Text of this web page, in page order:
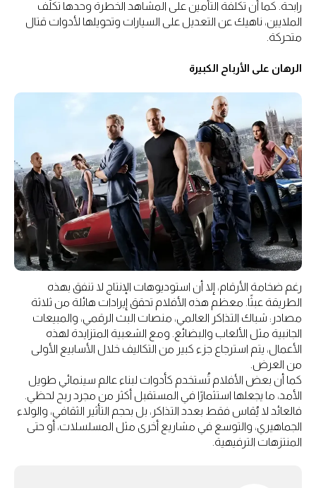
رابحة. كما أن تكلفة التأمين على المشاهد الخطرة وحدها تكلّف
الملايين، ناهيك عن التعديل على السيارات وتحويلها لأدوات قتال
متحركة.
الرهان على الأرباح الكبيرة
رغم ضخامة الأرقام، إلا أن استوديوهات الإنتاج لا تنفق بهذه
الطريقة عبثًا. معظم هذه الأفلام تحقق إيرادات هائلة من ثلاثة
مصادر: شباك التذاكر العالمي، منصات البث الرقمي، والمبيعات
الجانبية مثل الألعاب والبضائع. ومع الشعبية المتزايدة لهذه
الأعمال، يتم استرجاع جزء كبير من التكاليف خلال الأسابيع الأولى
من العرض.
كما أن بعض الأفلام تُستخدم كأدوات لبناء عالم سينمائي طويل
الأمد، ما يجعلها استثمارًا في المستقبل أكثر من مجرد ربح لحظي.
فالعائد لا يُقاس فقط بعدد التذاكر، بل بحجم التأثير الثقافي، والولاء
الجماهيري، والتوسع في مشاريع أخرى مثل المسلسلات، أو حتى
المنتزهات الترفيهية.